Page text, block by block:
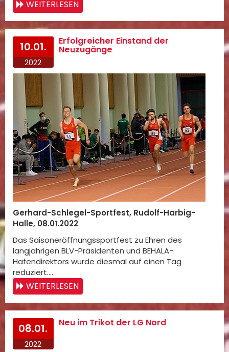
WEITERLESEN
10.01.
2022
Erfolgreicher Einstand der
Neuzugänge
Gerhard-Schlegel-Sportfest, Rudolf-Harbig-
Halle, 08.01.2022
Das Saisoneröffnungssportfest zu Ehren des
langjährigen BLV-Präsidenten und BEHALA-
Hafendirektors wurde diesmal auf einen Tag
reduziert.…
WEITERLESEN
08.01.
2022
Neu im Trikot der LG Nord